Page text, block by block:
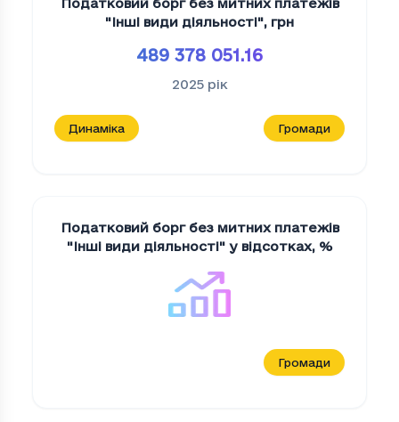
Податковий борг без митних платежів
"Iншi види дiяльностi", грн
489 378 051.16
2025 рік
Динаміка Громади
Податковий борг без митних платежів
"Iншi види дiяльностi" у відсотках, %
Громади